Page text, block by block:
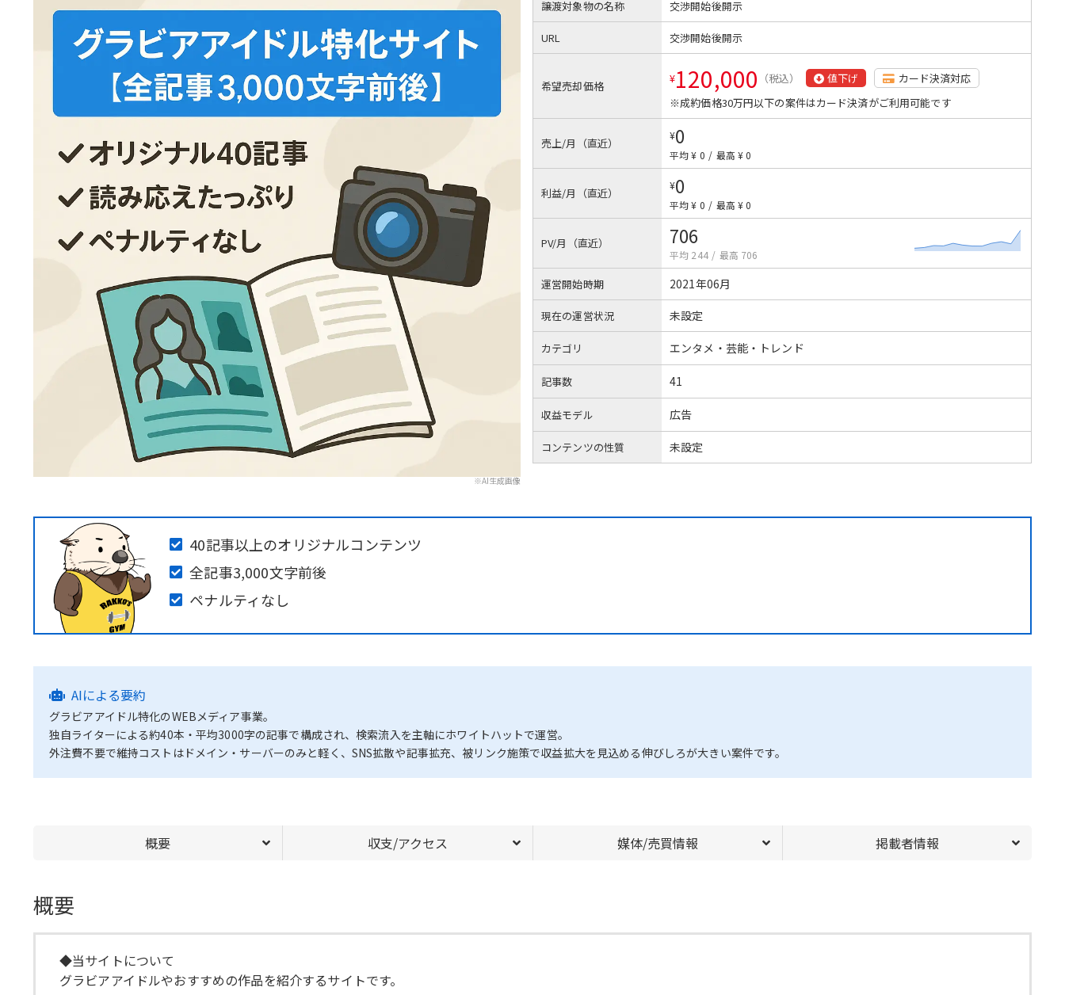
※AI生成画像
譲渡対象物の名称 交渉開始後開示
URL 交渉開始後開示
希望売却価格 ¥120,000 （税込） 値下げ
カード決済対応
※成約価格30万円以下の案件はカード決済がご利用可能です
売上/月（直近）
¥0
平均 ¥ 0 / 最高 ¥ 0
利益/月（直近）
¥0
平均 ¥ 0 / 最高 ¥ 0
PV/月（直近） 706
平均 244 / 最高 706
運営開始時期 2021年06月
現在の運営状況 未設定
カテゴリ エンタメ・芸能・トレンド
記事数 41
収益モデル 広告
コンテンツの性質 未設定
40記事以上のオリジナルコンテンツ
全記事3,000文字前後
ペナルティなし
AIによる要約
グラビアアイドル特化のWEBメディア事業。
独自ライターによる約40本・平均3000字の記事で構成され、検索流入を主軸にホワイトハットで運営。
外注費不要で維持コストはドメイン・サーバーのみと軽く、SNS拡散や記事拡充、被リンク施策で収益拡大を見込める伸びしろが大きい案件です。
概要 収支/アクセス 媒体/売買情報 掲載者情報
概要
◆当サイトについて
グラビアアイドルやおすすめの作品を紹介するサイトです。